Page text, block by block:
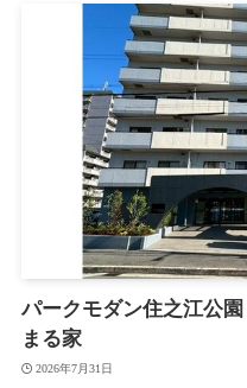
パークモダン住之江公
まる家
2026年7月31日